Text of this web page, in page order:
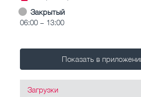
Закрытый
06:00 – 13:00
Показать в
Загрузки